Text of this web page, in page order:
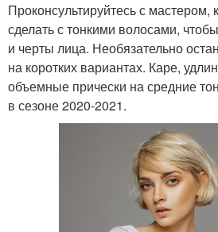
Проконсультируйтесь с мастером,
сделать с тонкими волосами,
и черты лица. Необязательно
на коротких вариантах. Каре,
объемные прически на средние
в сезоне 2020-2021.